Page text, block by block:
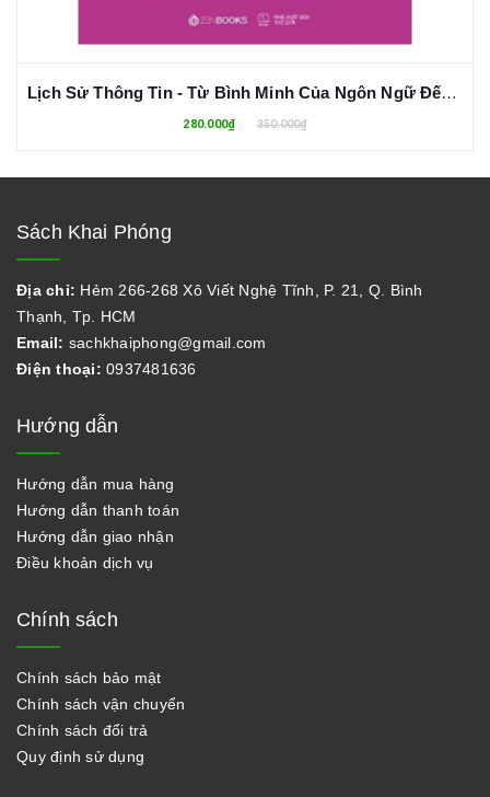
Lịch Sử Thông Tin - Từ Bình Minh Của Ngôn Ngữ Đến Thời Đại Số (Bìa Cứng)
280.000₫ 350.000₫
Sách Khai Phóng
Địa chỉ: Hẻm 266-268 Xô Viết Nghệ Tĩnh, P. 21, Q. Bình
Thạnh, Tp. HCM
Email: sachkhaiphong@gmail.com
Điện thoại: 0937481636
Hướng dẫn
Hướng dẫn mua hàng
Hướng dẫn thanh toán
Hướng dẫn giao nhận
Điều khoản dịch vụ
Chính sách
Chính sách bảo mật
Chính sách vận chuyển
Chính sách đổi trả
Quy định sử dụng